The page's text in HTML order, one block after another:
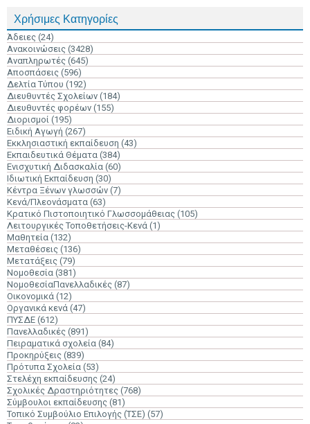
Χρήσιμες Κατηγορίες
Άδειες (24)
Ανακοινώσεις (3428)
Αναπληρωτές (645)
Αποσπάσεις (596)
Δελτία Τύπου (192)
Διευθυντές Σχολείων (184)
Διευθυντές φορέων (155)
Διορισμοί (195)
Ειδική Αγωγή (267)
Εκκλησιαστική εκπαίδευση (43)
Εκπαιδευτικά Θέματα (384)
Ενισχυτική Διδασκαλία (60)
Ιδιωτική Εκπαίδευση (30)
Κέντρα Ξένων γλωσσών (7)
Κενά/Πλεονάσματα (63)
Κρατικό Πιστοποιητικό Γλωσσομάθειας (105)
Λειτουργικές Τοποθετήσεις-Κενά (1)
Μαθητεία (132)
Μεταθέσεις (136)
Μετατάξεις (79)
Νομοθεσία (381)
ΝομοθεσίαΠανελλαδικές (87)
Οικονομικά (12)
Οργανικά κενά (47)
ΠΥΣΔΕ (612)
Πανελλαδικές (891)
Πειραματικά σχολεία (84)
Προκηρύξεις (839)
Πρότυπα Σχολεία (53)
Στελέχη εκπαίδευσης (24)
Σχολικές Δραστηριότητες (768)
Σύμβουλοι εκπαίδευσης (81)
Τοπικό Συμβούλιο Επιλογής (ΤΣΕ) (57)